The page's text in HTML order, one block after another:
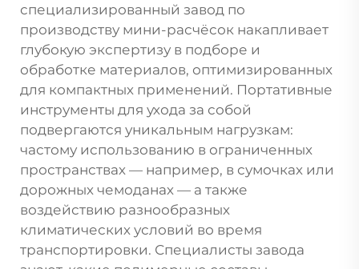
специализированный завод по
производству мини-расчёсок накапливает
глубокую экспертизу в подборе и
обработке материалов, оптимизированных
для компактных применений. Портативные
инструменты для ухода за собой
подвергаются уникальным нагрузкам:
частому использованию в ограниченных
пространствах — например, в сумочках или
дорожных чемоданах — а также
воздействию разнообразных
климатических условий во время
транспортировки. Специалисты завода